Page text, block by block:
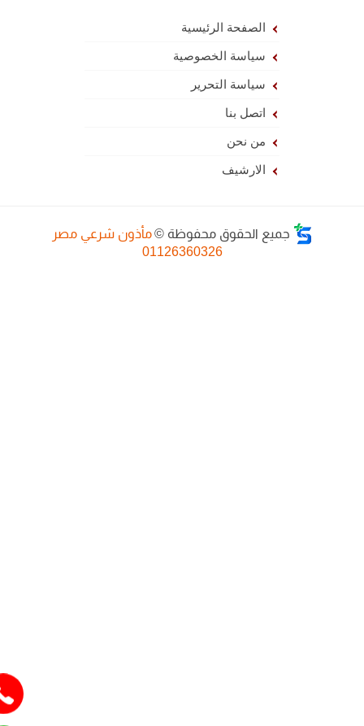
الصفحة الرئيسية
سياسة الخصوصية
سياسة التحرير
اتصل بنا
من نحن
الارشيف
جميع الحقوق محفوظة ©مأذون شرعي مصر
01126360326